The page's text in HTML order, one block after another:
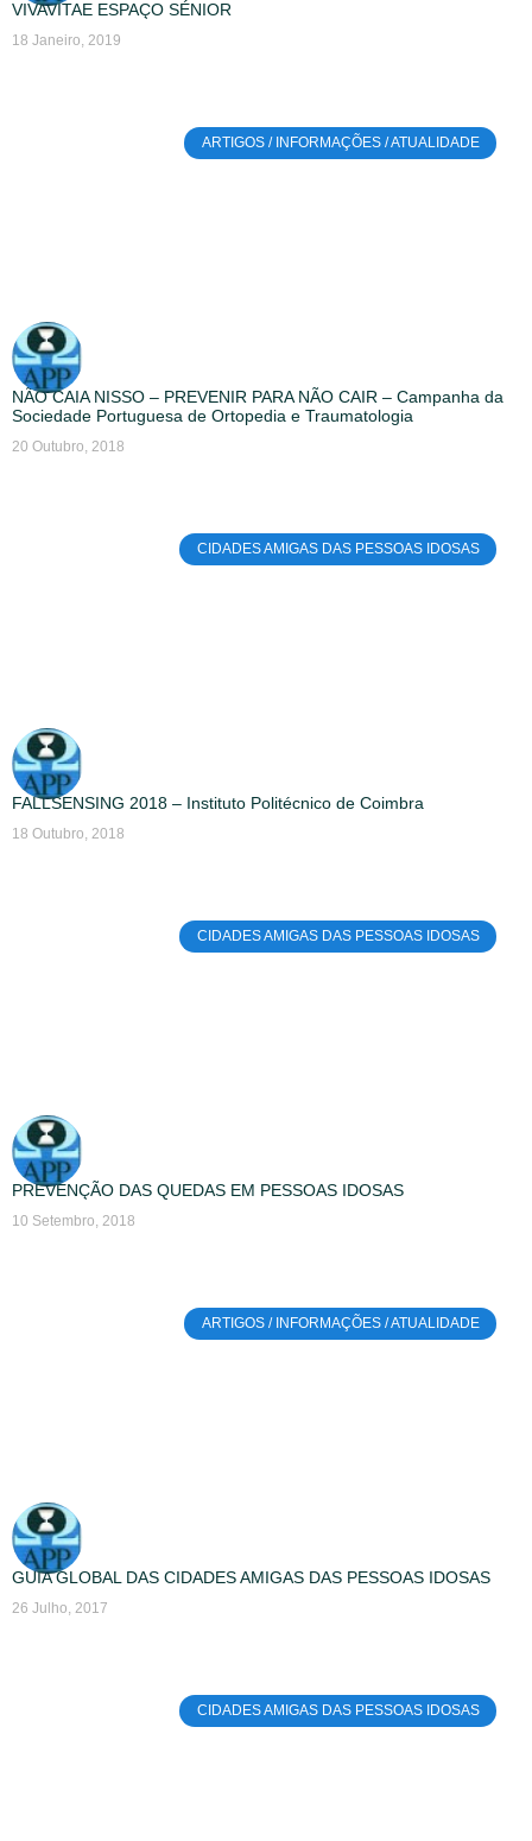
VIVAVITAE ESPAÇO SÉNIOR
18 Janeiro, 2019
ARTIGOS / INFORMAÇÕES / ATUALIDADE
NÃO CAIA NISSO – PREVENIR PARA NÃO CAIR – Campanha da
Sociedade Portuguesa de Ortopedia e Traumatologia
20 Outubro, 2018
CIDADES AMIGAS DAS PESSOAS IDOSAS
FALLSENSING 2018 – Instituto Politécnico de Coimbra
18 Outubro, 2018
CIDADES AMIGAS DAS PESSOAS IDOSAS
PREVENÇÃO DAS QUEDAS EM PESSOAS IDOSAS
10 Setembro, 2018
ARTIGOS / INFORMAÇÕES / ATUALIDADE
GUIA GLOBAL DAS CIDADES AMIGAS DAS PESSOAS IDOSAS
26 Julho, 2017
CIDADES AMIGAS DAS PESSOAS IDOSAS